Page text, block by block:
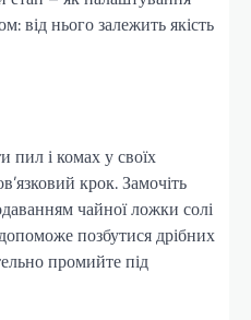
від нього залежить якість
пил і комах у своїх
крок. Замочіть
чайної ложки солі
позбутися дрібних
промийте під